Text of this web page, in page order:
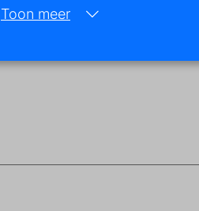
Toon meer
Noodzakelijk:
Marketing: